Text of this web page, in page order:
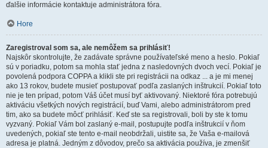
ďalšie informácie kontaktuje administrátora fóra.
Hore
Zaregistroval som sa, ale nemôžem sa prihlásiť!
Najskôr skontrolujte, že zadávate správne používateľské meno a heslo. Pokiaľ
sú v poriadku, potom sa mohla stať jedna z nasledovných dvoch vecí. Pokiaľ je
povolená podpora COPPA a klikli ste pri registrácii na odkaz ... a je mi menej
ako 13 rokov, budete musieť postupovať podľa zaslaných inštrukcií. Pokiaľ toto
nie je ten prípad, potom Váš účet musí byť aktivovaný. Niektoré fóra potrebujú
aktiváciu všetkých nových registrácií, buď Vami, alebo administrátorom pred
tim, ako sa budete môcť prihlásiť. Keď ste sa registrovali, boli by ste k tomu
vyzvaný. Pokiaľ Vám bol zaslaný e-mail, postupujte podľa inštrukcií v ňom
uvedených, pokiaľ ste tento e-mail neobdržali, uistite sa, že Vaša e-mailová
adresa je platná. Jedným z dôvodov, prečo sa aktivácia používa, je zmenšiť